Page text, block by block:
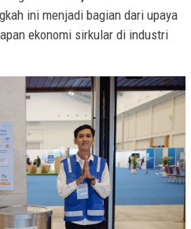
ini menjadi bagian dari upaya
ekonomi sirkular di industri